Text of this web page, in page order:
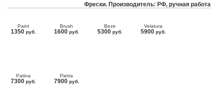
Фрески. Производитель: РФ, ручная работа
Paint
1350 руб.
Brush
1600 руб.
Beze
5300 руб.
Velatura
5900 руб.
Patina
7300 руб.
Pietra
7900 руб.